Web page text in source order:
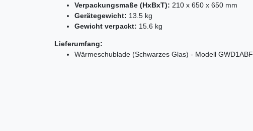
Verpackungsmaße (HxBxT): 210 x 650 x 650 mm
Gerätegewicht: 13.5 kg
Gewicht verpackt: 15.6 kg
Lieferumfang:
Wärmeschublade (Schwarzes Glas) - Modell GWD1ABF